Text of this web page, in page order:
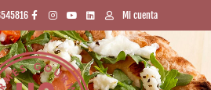
Mi cuenta